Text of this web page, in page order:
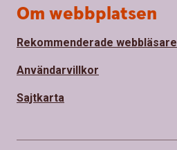
Om webbplatsen
Rekommenderade webbläsare
Användarvillkor
Sajtkarta